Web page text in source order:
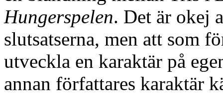
Hungerspelen. Det är okej
slutsatserna, men att som
utveckla en karaktär på
annan författares karaktär